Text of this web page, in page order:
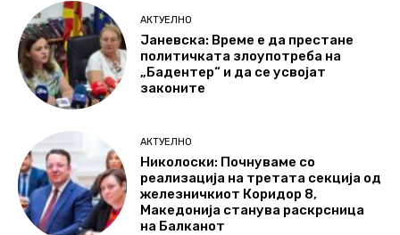
АКТУЕЛНО
Јаневска: Време е да престане
политичката злоупотреба на
„Бадентер“ и да се усвојат
законите
АКТУЕЛНО
Николоски: Почнуваме со
реализација на третата секција од
железничкиот Коридор 8,
Македонија станува раскрсница
на Балканот